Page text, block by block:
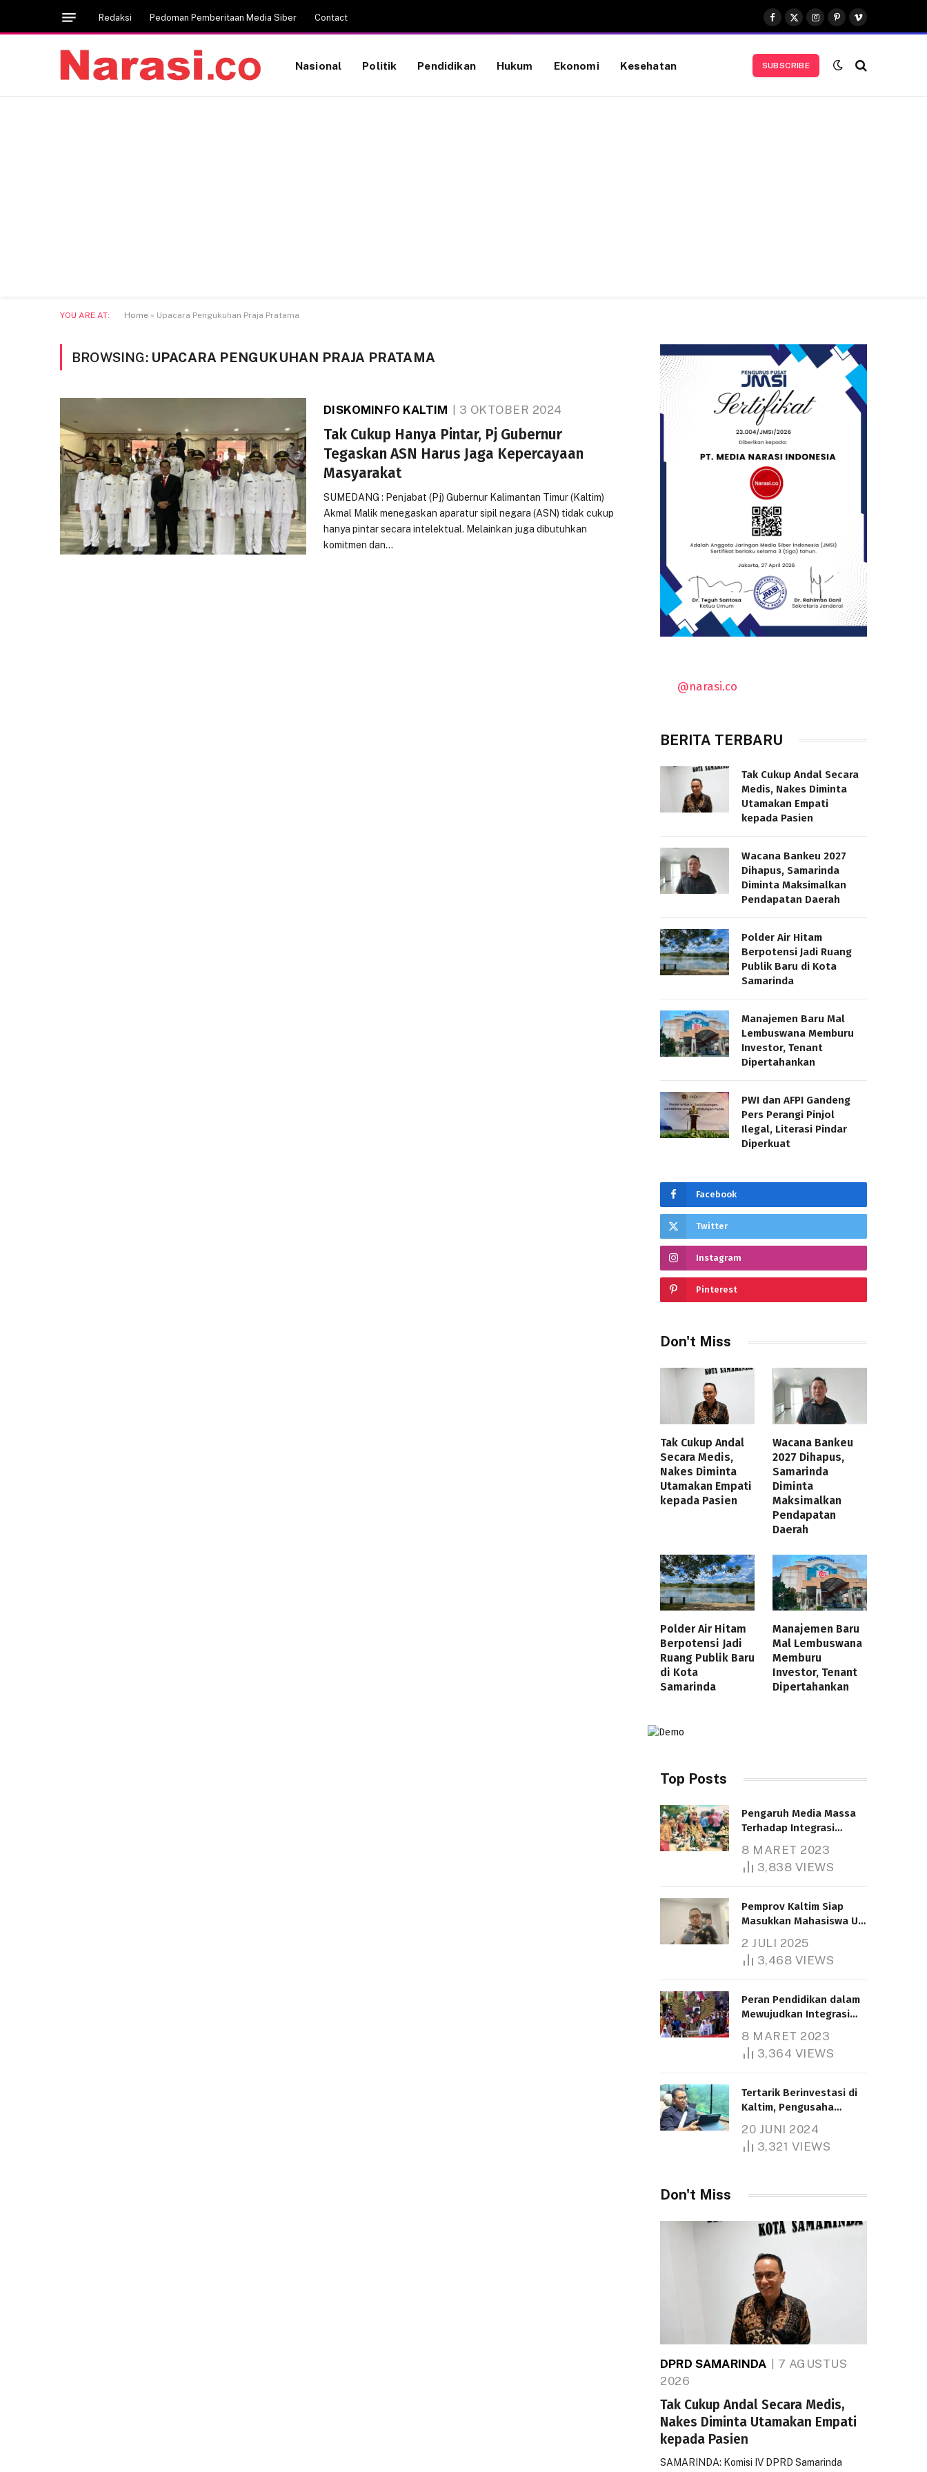
Redaksi Pedoman Pemberitaan Media Siber Contact
Facebook
X
(Twitter)
Instagram
Pinterest
Vimeo
Nasional Politik Pendidikan Hukum Ekonomi Kesehatan SUBSCRIBE
YOU ARE AT: Home » Upacara Pengukuhan Praja Pratama
BROWSING: UPACARA PENGUKUHAN PRAJA PRATAMA
DISKOMINFO KALTIM 3 OKTOBER 2024
Tak Cukup Hanya Pintar, Pj Gubernur
Tegaskan ASN Harus Jaga Kepercayaan
Masyarakat
SUMEDANG : Penjabat (Pj) Gubernur Kalimantan Timur (Kaltim)
Akmal Malik menegaskan aparatur sipil negara (ASN) tidak cukup
hanya pintar secara intelektual. Melainkan juga dibutuhkan
komitmen dan…
@narasi.co
BERITA TERBARU
Tak Cukup Andal Secara
Medis, Nakes Diminta
Utamakan Empati
kepada Pasien
Wacana Bankeu 2027
Dihapus, Samarinda
Diminta Maksimalkan
Pendapatan Daerah
Polder Air Hitam
Berpotensi Jadi Ruang
Publik Baru di Kota
Samarinda
Manajemen Baru Mal
Lembuswana Memburu
Investor, Tenant
Dipertahankan
PWI dan AFPI Gandeng
Pers Perangi Pinjol
Ilegal, Literasi Pindar
Diperkuat
Facebook
Twitter
Instagram
Pinterest
Don't Miss
Tak Cukup Andal
Secara Medis,
Nakes Diminta
Utamakan Empati
kepada Pasien
Wacana Bankeu
2027 Dihapus,
Samarinda
Diminta
Maksimalkan
Pendapatan
Daerah
Polder Air Hitam
Berpotensi Jadi
Ruang Publik Baru
di Kota
Samarinda
Manajemen Baru
Mal Lembuswana
Memburu
Investor, Tenant
Dipertahankan
Top Posts
Pengaruh Media Massa
Terhadap Integrasi
8 MARET 2023
3,838 VIEWS
Pemprov Kaltim Siap
Masukkan Mahasiswa UT
Bantuan Pendidikan
Gratispol
2 JULI 2025
3,468 VIEWS
Peran Pendidikan dalam
Mewujudkan Integrasi
8 MARET 2023
3,364 VIEWS
Tertarik Berinvestasi di
Kaltim, Pengusaha
1.000 Hektare
20 JUNI 2024
3,321 VIEWS
Don't Miss
DPRD SAMARINDA
7 AGUSTUS
2026
Tak Cukup Andal Secara Medis,
Nakes Diminta Utamakan Empati
kepada Pasien
SAMARINDA: Komisi IV DPRD Samarinda